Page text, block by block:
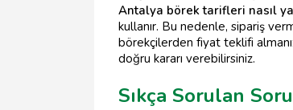
Antalya börek tarifleri nasıl
kullanır. Bu nedenle, sipariş
börekçilerden fiyat teklifi
doğru kararı verebilirsiniz.
Sıkça Sorulan